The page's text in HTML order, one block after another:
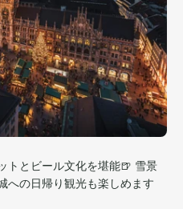
トとビール文化を堪能🍺 雪景
への日帰り観光も楽しめます